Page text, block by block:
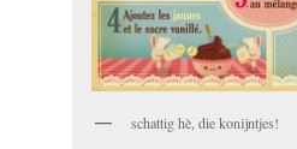
schattig hè, die konijntjes!